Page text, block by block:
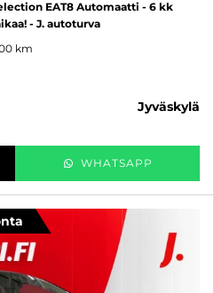
EAT8 Automaatti - 6 kk
- J. autoturva
km
jyväskylä
WHATSAPP